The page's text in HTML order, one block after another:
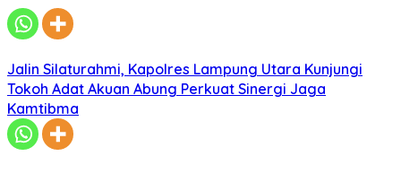
Jalin Silaturahmi, Kapolres Lampung Utara Kunjungi
Tokoh Adat Akuan Abung Perkuat Sinergi Jaga
Kamtibma